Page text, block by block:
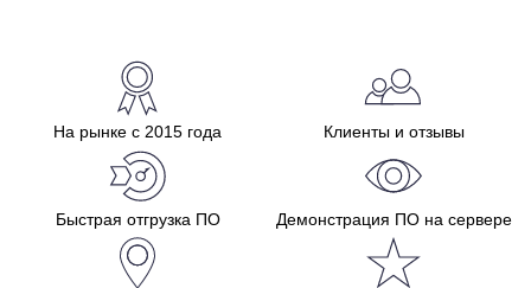
На рынке с 2015 года Клиенты и отзывы
Быстрая отгрузка ПО Демонстрация ПО на сервере